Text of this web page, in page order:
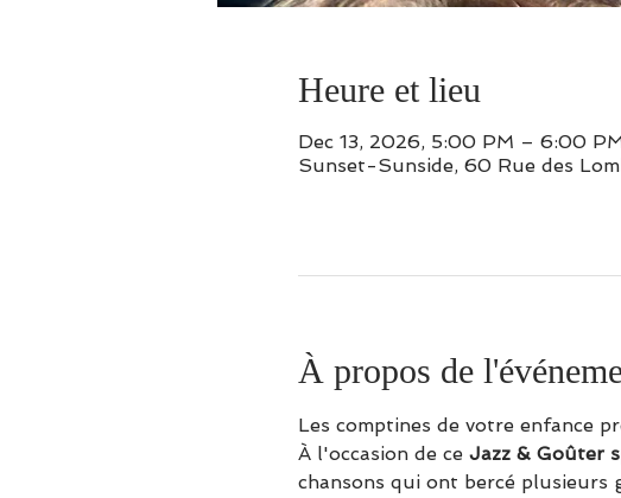
Heure et lieu
Dec 13, 2026, 5:00 PM – 6:00
Sunset-Sunside, 60 Rue des
À propos de
Les comptines de votre enfance
À l'occasion de ce Jazz & Goûter
chansons qui ont bercé plusieurs